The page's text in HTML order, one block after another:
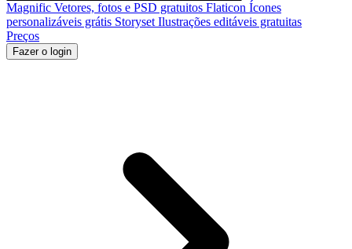
Magnific Vetores, fotos e PSD gratuitos Flaticon Ícones
personalizáveis grátis Storyset Ilustrações editáveis gratuitas
Preços
Fazer o login